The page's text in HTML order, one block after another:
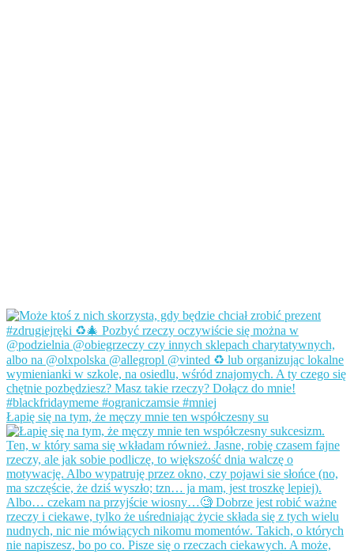
Łapię się na tym, że męczy mnie ten współczesny su